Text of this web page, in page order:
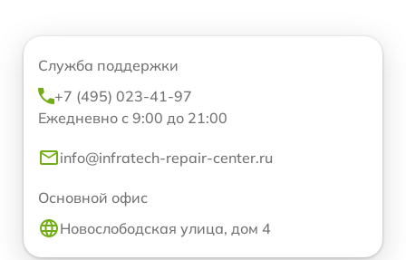
Служба поддержки
+7 (495) 023-41-97
Ежедневно с 9:00 до 21:00
info@infratech-repair-center.ru
Основной офис
Новослободская улица, дом 4